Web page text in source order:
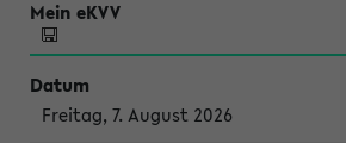
Freitag, 7. August 2026